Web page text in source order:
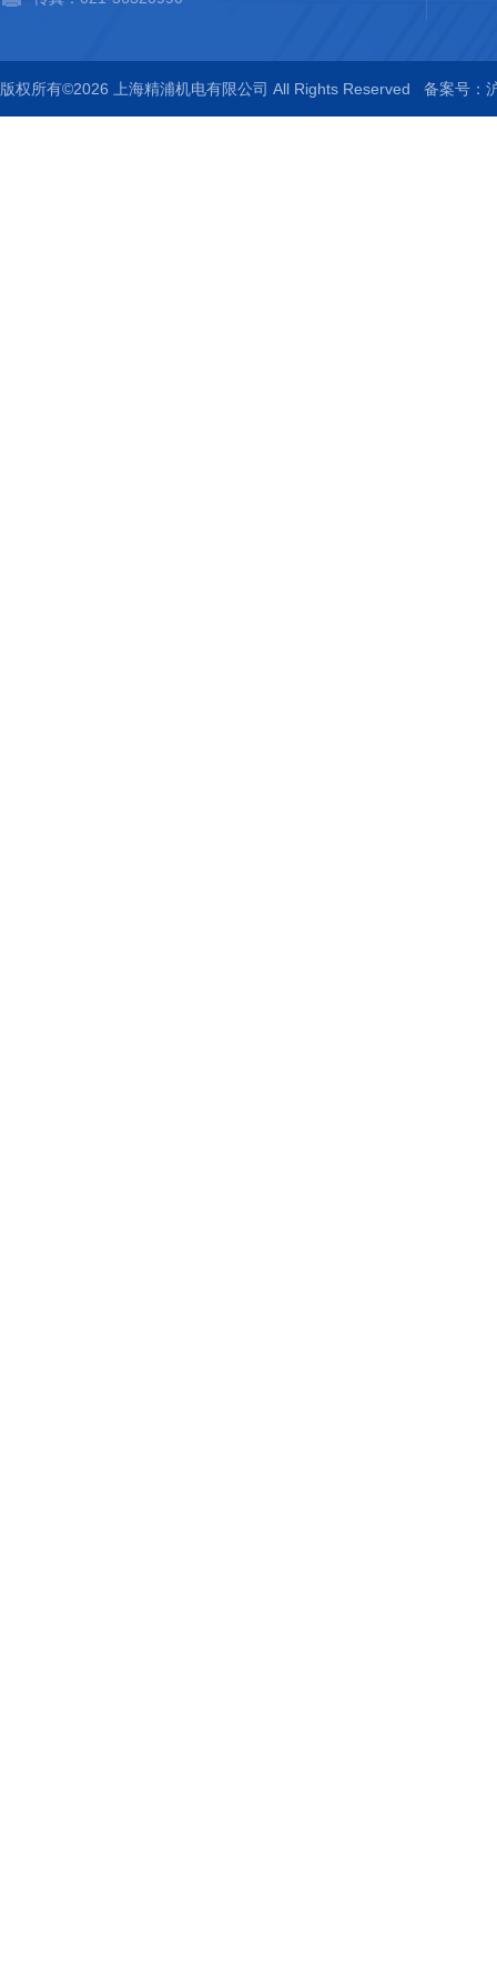
版权所有©2026 上海精浦机电有限公司 All Rights Reserved 备案号：